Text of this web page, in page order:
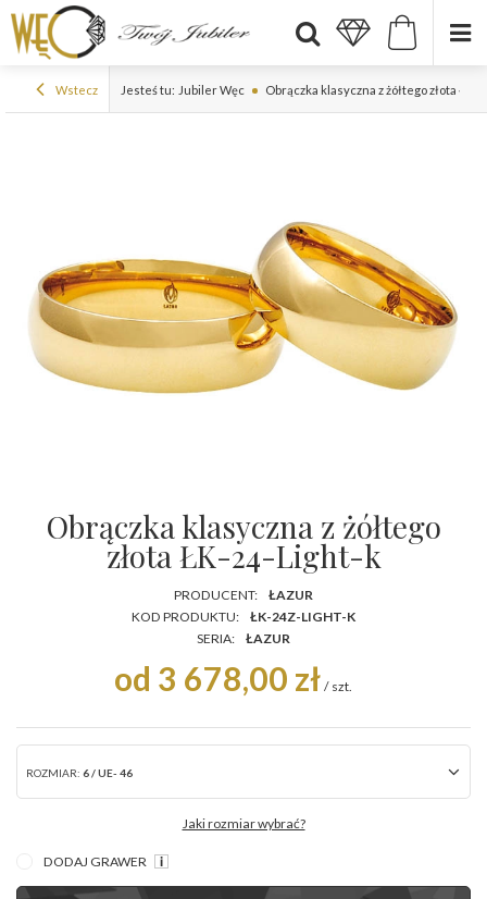
Wstecz Jesteś tu: Jubiler Węc Obrączka klasyczna z żółtego złota ŁK-
Obrączka klasyczna z żółtego
złota ŁK-24-Light-k
PRODUCENT:
ŁAZUR
KOD PRODUKTU:
ŁK-24Z-LIGHT-K
SERIA:
ŁAZUR
od 3 678,00 zł / szt.
ROZMIAR: 6 / UE- 46
Jaki rozmiar wybrać?
DODAJ GRAWER